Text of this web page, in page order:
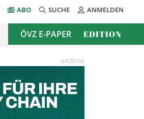
ABO SUCHE ANMELDEN
ÖVZ E-PAPER EDITION
ANZEIGE